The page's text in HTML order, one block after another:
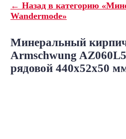
← Назад в категорию
Wandermode»
Минеральный
Armschwung
рядовой 440x52x50